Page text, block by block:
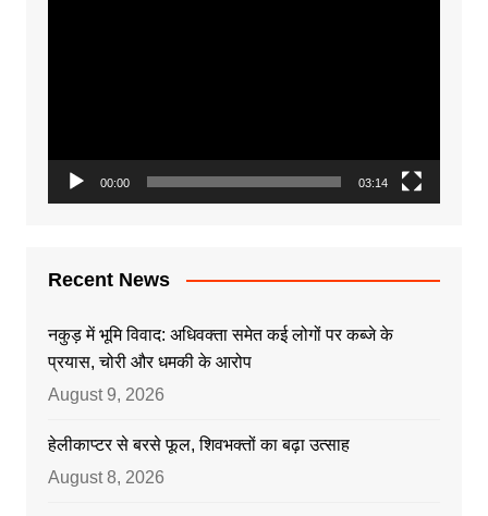
00:00 03:14
Recent News
नकुड़ में भूमि विवाद: अधिवक्ता समेत कई लोगों पर कब्जे के
प्रयास, चोरी और धमकी के आरोप
August 9, 2026
हेलीकाप्टर से बरसे फूल, शिवभक्तों का बढ़ा उत्साह
August 8, 2026